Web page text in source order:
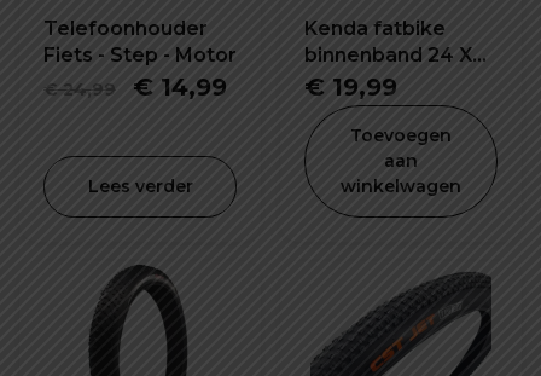
Telefoonhouder
Fiets - Step - Motor
€24,99
Oorspronkelijke
was:
€ 24,99.
€ 14,99 Huidige
is:
€ 14,99.
Lees verder
Kenda fatbike
binnenband 24 X
4.0 inch K1188
€ 19,99
Toevoegen
aan
winkelwagen